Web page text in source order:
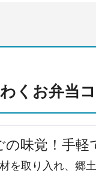
くお弁当
の味覚！手軽
を取り入れ、郷